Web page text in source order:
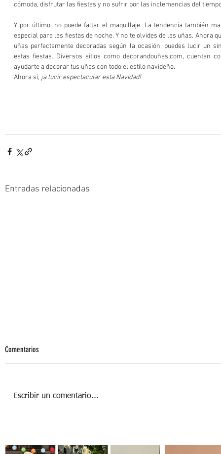
cómoda, disfrutar las fiestas y no sufrir por las inclemencias del
Y por último, no puede faltar el maquillaje. La tendencia también
especial para las fiestas de noche. Y no te olvides de las uñas. Ahora
uñas perfectamente decoradas según la ocasión, puedes lucir un
estas fiestas. Diversos sitios como decorandouñas.com, cuentan
ayudarte a decorar tus uñas con todo el estilo navideño.
Ahora sí, ¡a lucir espectacular esta Navidad!
Entradas relacionadas
Comentarios
Escribir un comentario...